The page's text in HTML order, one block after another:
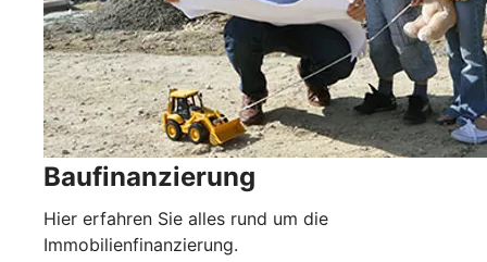
Baufinanzierung
Hier erfahren Sie alles rund um die
Immobilienfinanzierung.